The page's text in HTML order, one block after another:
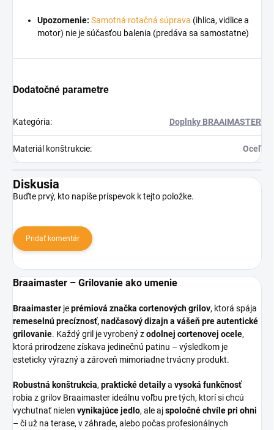
Upozornenie: Samotná rotačná súprava (ihlica, vidlice a
motor) nie je súčasťou balenia (predáva sa samostatne)
Dodatočné parametre
Kategória: Doplnky BRAAIMASTER
Materiál konštrukcie: Oceľ
Diskusia
Buďte prvý, kto napíše príspevok k tejto položke.
Pridať komentár
Braaimaster – Grilovanie ako umenie
Braaimaster jeprémiová značka cortenových grilov, ktorá spája
remeselnú precíznosť, nadčasový dizajn a vášeň pre autentické
grilovanie. Každý gril je vyrobený zodolnej cortenovej ocele,
ktorá prirodzene získava jedinečnú patinu – výsledkom je
esteticky výrazný a zároveň mimoriadne trvácny produkt.
Robustná konštrukcia, praktické detailya vysoká funkčnosť
robia z grilov Braaimaster ideálnu voľbu pre tých, ktorí si chcú
vychutnať nielen vynikajúce jedlo, ale ajspoločné chvíle pri ohni
– či už na terase, v záhrade, alebo počas profesionálnych